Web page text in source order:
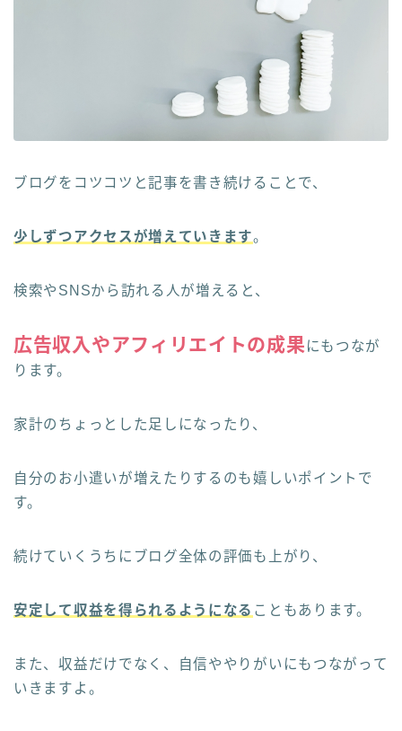
ブログをコツコツと記事を書き続けることで、
少しずつアクセスが増えていきます。
検索やSNSから訪れる人が増えると、
広告収入やアフィリエイトの成果 にもつなが
ります。
家計のちょっとした足しになったり、
自分のお小遣いが増えたりするのも嬉しいポイントで
す。
続けていくうちにブログ全体の評価も上がり、
安定して収益を得られるようになる こともあります。
また、収益だけでなく、自信ややりがいにもつながって
いきますよ。